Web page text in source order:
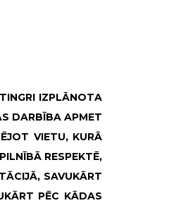
IZPLĀNOTA
DARBĪBA APMET
VIETU, KURĀ
RESPEKTĒ,
SAVUKĀRT
PĒC KĀDAS